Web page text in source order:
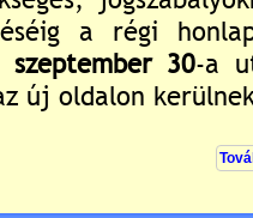
nincsenek hozzászólások